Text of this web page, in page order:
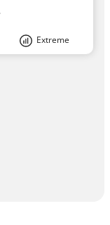
Extreme